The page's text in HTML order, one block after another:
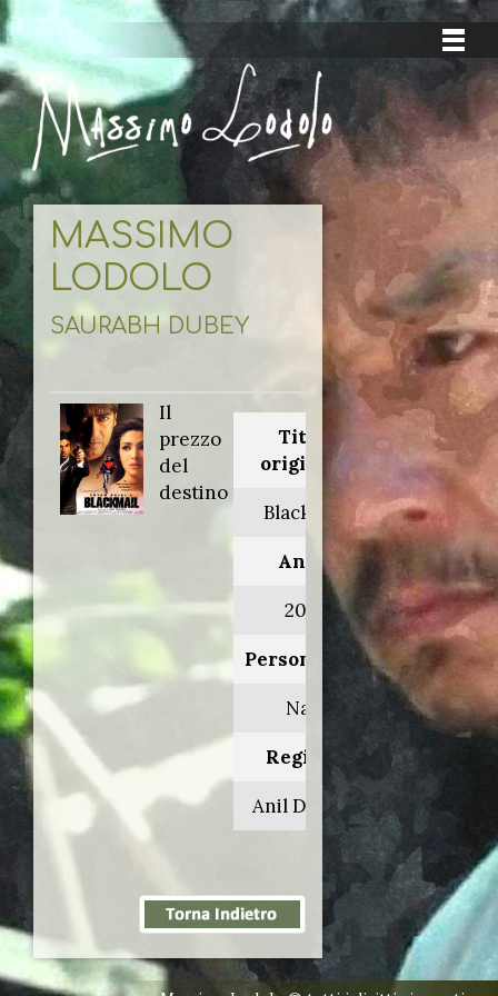
MASSIMO
LODOLO
SAURABH DUBEY
Il
prezzo
del
destino
Titolo
originale:
Blackmail
Anno:
2005
Personaggio:
Naik
Regia di:
Anil Devgan